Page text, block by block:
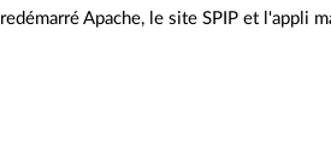
Apache, le site SPIP et l'appli